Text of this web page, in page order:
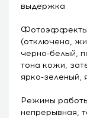
выдержка
(отключена,
черно-белый,
тона кожи,
ярко-зеленый,
Режимы
непрерывная,